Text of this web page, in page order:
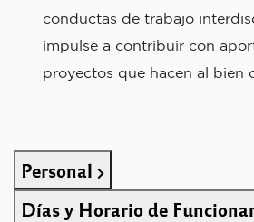
conductas de trabajo
impulse a contribuir con
proyectos que hacen al bien
Personal
Días y Horario de